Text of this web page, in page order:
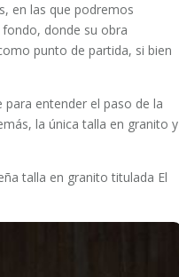
en las que podremos
donde su obra
punto de partida, si bien
para entender el paso de la
la única talla en granito y
talla en granito titulada El